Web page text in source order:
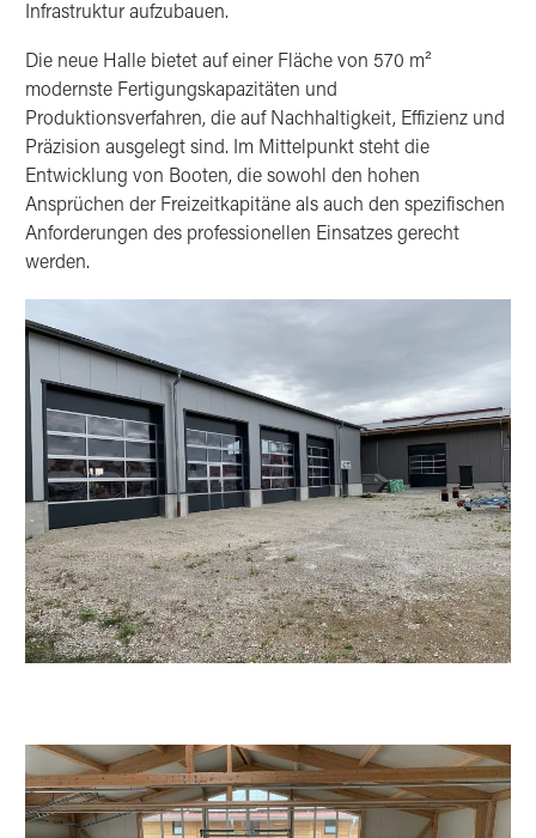
Infrastruktur aufzubauen.
Die neue Halle bietet auf einer Fläche von 570 m²
modernste Fertigungskapazitäten und
Produktionsverfahren, die auf Nachhaltigkeit, Effizienz und
Präzision ausgelegt sind. Im Mittelpunkt steht die
Entwicklung von Booten, die sowohl den hohen
Ansprüchen der Freizeitkapitäne als auch den spezifischen
Anforderungen des professionellen Einsatzes gerecht
werden.